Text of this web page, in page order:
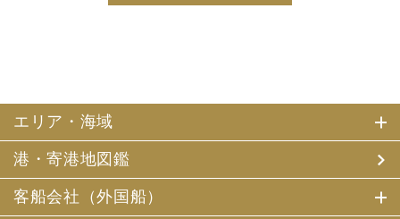
び当社が支払調書等を作成する継続的契約関係のある個人
います。）は、お客様がご旅行の申込みの際にお申出いた
だいた個人情報についてお客様との連絡のために利用させ
ていただくほか、お客様がお申込みいただいた旅行におい
て運送・宿泊機関等（主要な運送・宿泊機関等について契
約書面に記載されています）の提供する旅行サービスの手
配及びそれらのサービスの受領のための手続、また旅行代
エリア・海域
港・寄港地図鑑
客船会社（外国船）